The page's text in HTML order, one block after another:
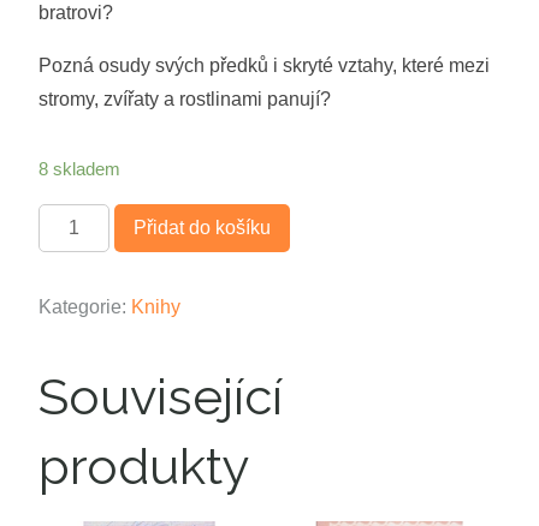
bratrovi?
Pozná osudy svých předků i skryté vztahy, které mezi
stromy, zvířaty a rostlinami panují?
8 skladem
Množství Přidat do košíku
Kategorie: Knihy
Související
produkty